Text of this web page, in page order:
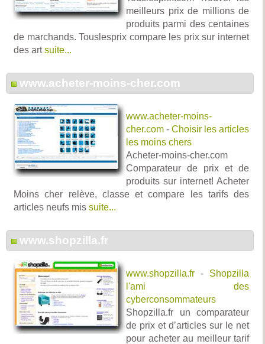
meilleurs prix de millions de
produits parmi des centaines
de marchands. Touslesprix compare les prix sur internet
des artsuite...
www.acheter-moins-cher.com
www.acheter-moins-
cher.com - Choisir les articles
les moins chers
Acheter-moins-cher.com
Comparateur de prix et de
produits sur internet! Acheter
Moins cher relève, classe et compare les tarifs des
articles neufs mis suite...
www.shopzilla.fr
www.shopzilla.fr - Shopzilla
l'ami des
cyberconsommateurs
Shopzilla.fr un comparateur
de prix et d’articles sur le net
pour acheter au meilleur tarif